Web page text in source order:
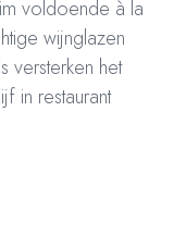
voldoende à la
wijnglazen
versterken het
in restaurant